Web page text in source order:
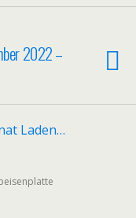
2022 –
Laden…